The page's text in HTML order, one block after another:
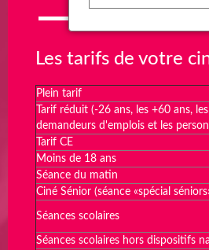
Les tarifs de votre
Plein tarif
Tarif réduit (-26 ans, les +60 ans,
demandeurs d'emplois et les
Tarif CE
Moins de 18 ans
Séance du matin
Ciné Sénior (séance «spécial
Séances scolaires
Séances scolaires hors dispositifs